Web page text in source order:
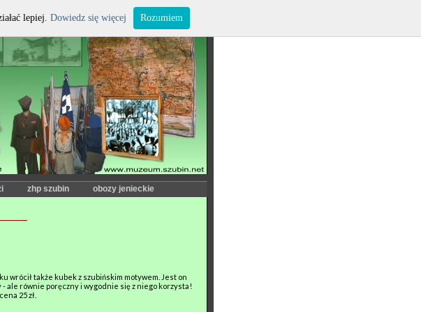
zhp szubin obozy jenieckie
wrócił także kubek z szubińskim motywem. Jest on
ale równie poręczny i wygodnie się z niego korzysta!
25 zł.
lepiej. Dowiedz się więcej Rozumiem